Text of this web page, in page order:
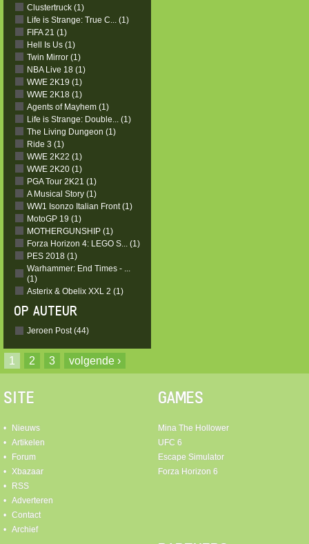
Clustertruck (1)
Life is Strange: True C... (1)
FIFA 21 (1)
Hell Is Us (1)
Twin Mirror (1)
NBA Live 18 (1)
WWE 2K19 (1)
WWE 2K18 (1)
Agents of Mayhem (1)
Life is Strange: Double... (1)
The Living Dungeon (1)
Ride 3 (1)
WWE 2K22 (1)
WWE 2K20 (1)
PGA Tour 2K21 (1)
A Musical Story (1)
WW1 Isonzo Italian Front (1)
MotoGP 19 (1)
MOTHERGUNSHIP (1)
Forza Horizon 4: LEGO S... (1)
PES 2018 (1)
Warhammer: End Times - ...
(1)
Asterix & Obelix XXL 2 (1)
OP AUTEUR
Jeroen Post (44)
1 2 3 volgende ›
SITE
Nieuws
Artikelen
Forum
Xbazaar
RSS
Adverteren
Contact
Archief
GAMES
Mina The Hollower
UFC 6
Escape Simulator
Forza Horizon 6